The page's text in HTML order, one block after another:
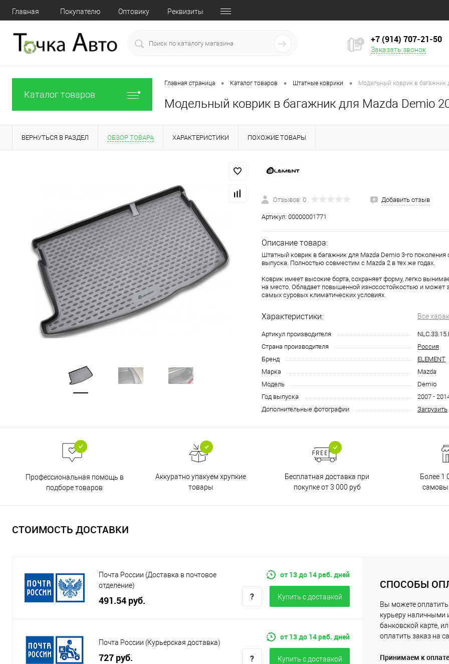
Главная Покупателю Оптовику Реквизиты
+7 (914) 707‒21‒50
Заказать звонок
Каталог товаров
Главная страница • Каталог товаров • Штатные коврики • Модельный коврик в багажник
Модельный коврик в багажник для Mazda Demio
ВЕРНУТЬСЯ В РАЗДЕЛ ОБЗОР ТОВАРА ХАРАКТЕРИСТИКИ ПОХОЖИЕ ТОВАРЫ
Отзывов: 0 Добавить отзыв
Артикул: 00000001771
Описание товара:
Штатный коврик в багажник для Mazda Demio 3-го поколения
выпуска. Полностью совместим с Mazda 2 в тех же годах.
Коврик имеет высокие борта, сохраняет форму, легко
на место. Обладает повышенной износостойкостью и может
самых суровых климатических условиях.
Характеристики: Все
Артикул производителя
Страна производителя
Россия
Бренд
ELEMENT
Марка
Mazda
Модель
Demio
Год выпуска
2007 -
Дополнительные фотографии
Загрузить
Профессиональная помощь в
подборе товаров
Аккуратно упакуем хрупкие
товары
Бесплатная доставка при
покупке от 3 000 руб
Более 1
СТОИМОСТЬ ДОСТАВКИ
Почта России (Доставка в почтовое
отделение)
491.54 руб.
от 13 до 14 раб. дней
Купить c доставкой
Почта России (Курьерская доставка)
727 руб.
от 13 до 14 раб. дней
Купить c доставкой
СПОСОБЫ
Вы можете оплатить
курьеру наличными
банковской карте,
оплатить заказ на
Принимаем к оплате